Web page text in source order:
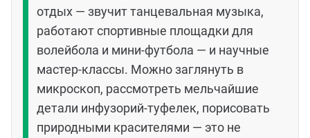
отдых — звучит танцевальная музыка,
работают спортивные площадки для
волейбола и мини‑футбола — и научные
мастер‑классы. Можно заглянуть в
микроскоп, рассмотреть мельчайшие
детали инфузорий‑туфелек, порисовать
природными красителями — это не